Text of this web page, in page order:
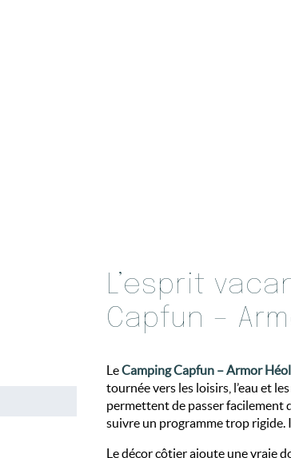
L’esprit
Capfun –
LeCamping Capfun – Armor Héol
tournée vers les loisirs, l’eau et
permettent de passer facilement
suivre un programme trop rigide.
Le décor côtier ajoute une vraie